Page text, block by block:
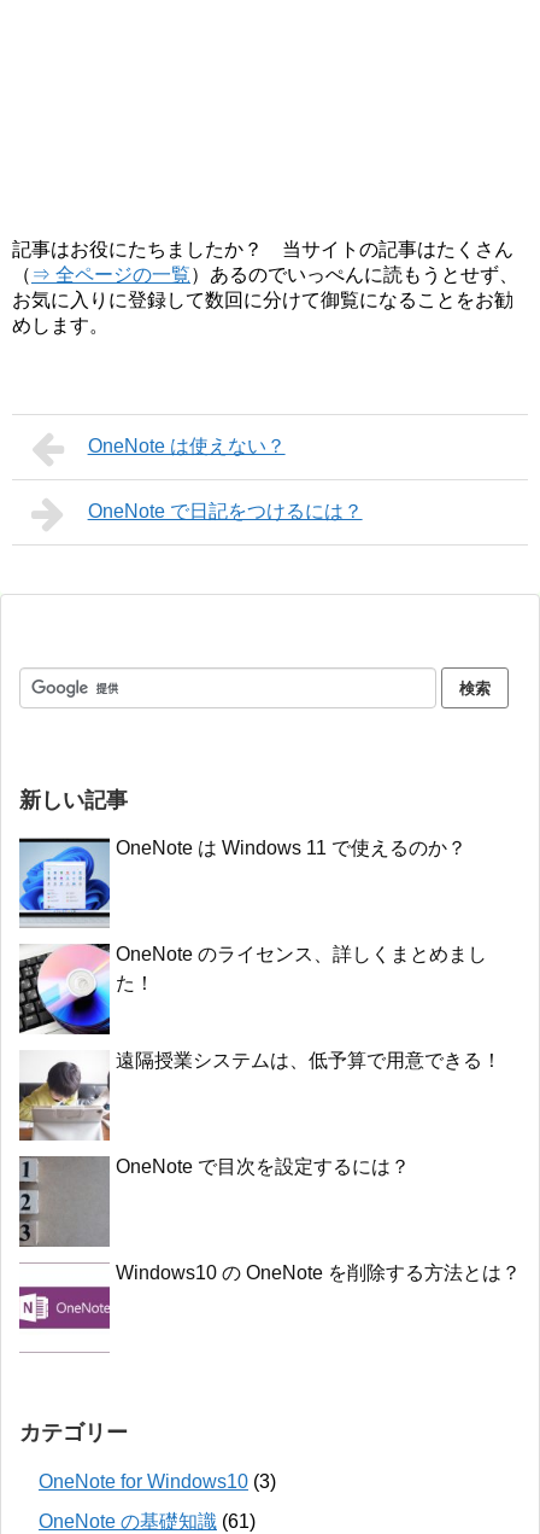
記事はお役にたちましたか？ 当サイトの記事はたくさん
（ ⇒ 全ページの一覧）あるのでいっぺんに読もうとせず、
お気に入りに登録して数回に分けて御覧になることをお勧
めします。
OneNote は使えない？
OneNote で日記をつけるには？
新しい記事
OneNote は Windows 11 で使えるのか？
OneNote のライセンス、詳しくまとめまし
た！
遠隔授業システムは、低予算で用意できる！
OneNote で目次を設定するには？
Windows10 の OneNote を削除する方法とは？
カテゴリー
OneNote for Windows10 (3)
OneNote の基礎知識 (61)